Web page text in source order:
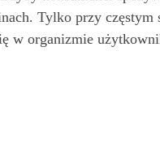
Tylko przy częstym
w organizmie